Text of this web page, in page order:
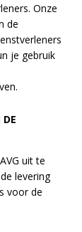
Onze
de
je gebruik
DE
uit te
levering
voor de